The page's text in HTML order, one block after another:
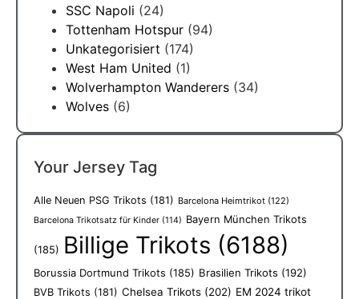
SSC Napoli (24)
Tottenham Hotspur (94)
Unkategorisiert (174)
West Ham United (1)
Wolverhampton Wanderers (34)
Wolves (6)
Your Jersey Tag
Alle Neuen PSG Trikots (181) Barcelona Heimtrikot (122)
Barcelona Trikotsatz für Kinder (114) Bayern München Trikots
(185) Billige Trikots (6188)
Borussia Dortmund Trikots (185) Brasilien Trikots (192)
BVB Trikots (181) Chelsea Trikots (202) EM 2024 trikot